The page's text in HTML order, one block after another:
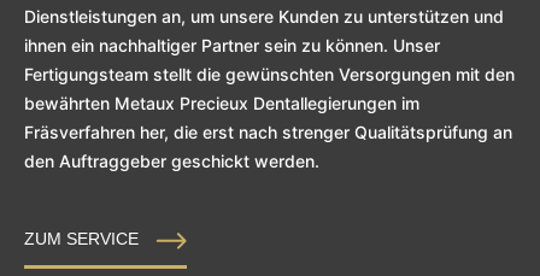
Dienstleistungen an, um unsere Kunden zu unterstützen und
ihnen ein nachhaltiger Partner sein zu können. Unser
Fertigungsteam stellt die gewünschten Versorgungen mit den
bewährten Metaux Precieux Dentallegierungen im
Fräsverfahren her, die erst nach strenger Qualitätsprüfung an
den Auftraggeber geschickt werden.
ZUM SERVICE